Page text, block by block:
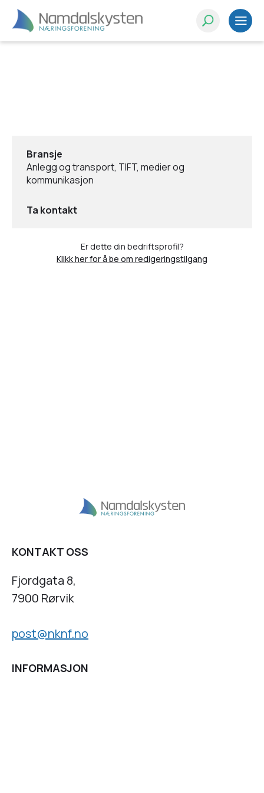
Bransje
Anlegg og transport, TIFT, medier og
kommunikasjon
Ta kontakt
Er dette din bedriftsprofil?
Klikk her for å be om redigeringstilgang
KONTAKT OSS
Fjordgata 8,
7900 Rørvik
post@nknf.no
INFORMASJON